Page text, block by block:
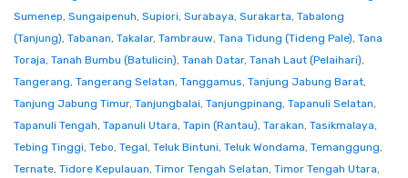
Sumenep, Sungaipenuh, Supiori, Surabaya, Surakarta, Tabalong
(Tanjung), Tabanan, Takalar, Tambrauw, Tana Tidung (Tideng Pale), Tana
Toraja, Tanah Bumbu (Batulicin), Tanah Datar, Tanah Laut (Pelaihari),
Tangerang, Tangerang Selatan, Tanggamus, Tanjung Jabung Barat,
Tanjung Jabung Timur, Tanjungbalai, Tanjungpinang, Tapanuli Selatan,
Tapanuli Tengah, Tapanuli Utara, Tapin (Rantau), Tarakan, Tasikmalaya,
Tebing Tinggi, Tebo, Tegal, Teluk Bintuni, Teluk Wondama, Temanggung,
Ternate, Tidore Kepulauan, Timor Tengah Selatan, Timor Tengah Utara,